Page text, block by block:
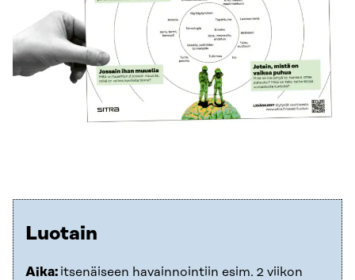
Luotain
Aika: itsenäiseen havainnointiin esim. 2 viikon